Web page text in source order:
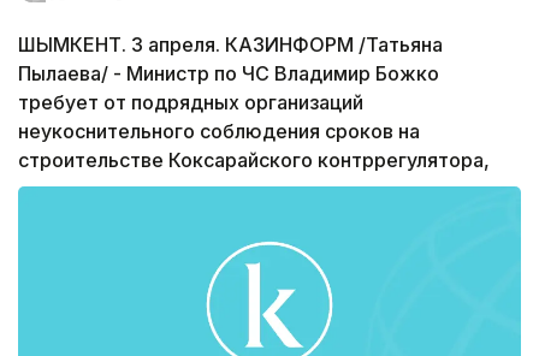
ШЫМКЕНТ. 3 апреля. КАЗИНФОРМ /Татьяна
Пылаева/ - Министр по ЧС Владимир Божко
требует от подрядных организаций
неукоснительного соблюдения сроков на
строительстве Коксарайского контррегулятора,